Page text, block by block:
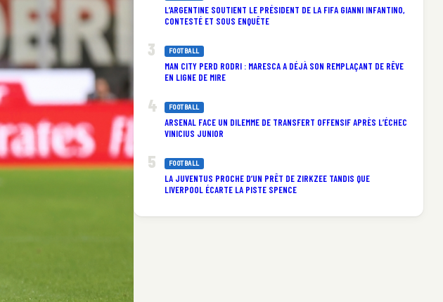
L’ARGENTINE SOUTIENT LE PRÉSIDENT DE LA FIFA GIANNI INFANTINO,
CONTESTÉ ET SOUS ENQUÊTE
FOOTBALL
MAN CITY PERD RODRI : MARESCA A DÉJÀ SON REMPLAÇANT DE RÊVE
EN LIGNE DE MIRE
FOOTBALL
ARSENAL FACE UN DILEMME DE TRANSFERT OFFENSIF APRÈS L’ÉCHEC
VINICIUS JUNIOR
FOOTBALL
LA JUVENTUS PROCHE D’UN PRÊT DE ZIRKZEE TANDIS QUE
LIVERPOOL ÉCARTE LA PISTE SPENCE